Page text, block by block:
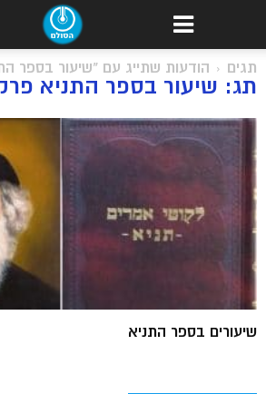
תגים הודעות שתייג עם "שיעור בספר
תג: שיעור בספר התניא
שיעורים בספר התניא